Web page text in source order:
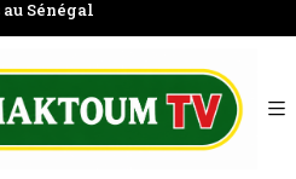
Sénégal